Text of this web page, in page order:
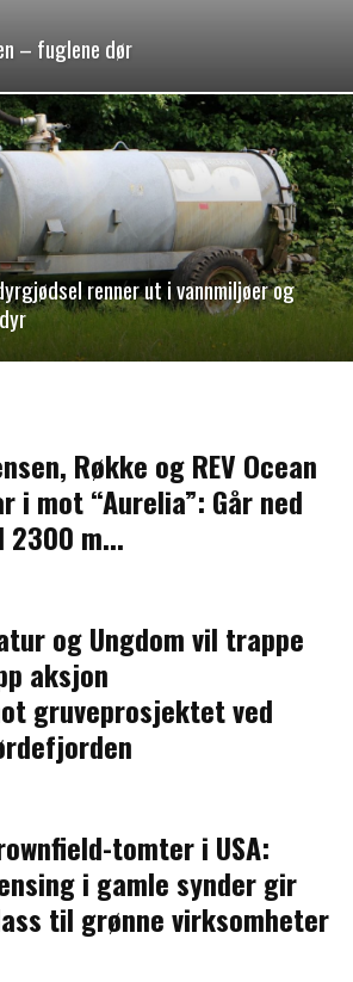
– fuglene dør
renner ut i vannmiljøer og
Røkke og REV Ocean
i mot “Aurelia”: Går ned
2300 m...
og Ungdom vil trappe
aksjon
gruveprosjektet ved
tomter i USA:
i gamle synder gir
til grønne virksomheter